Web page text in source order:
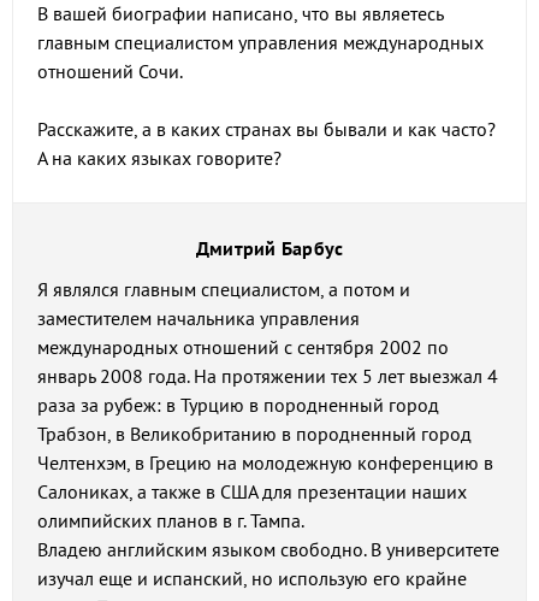
В вашей биографии написано, что вы являетесь
главным специалистом управления международных
отношений Сочи.
Расскажите, а в каких странах вы бывали и как часто?
А на каких языках говорите?
Дмитрий Барбус
Я являлся главным специалистом, а потом и
заместителем начальника управления
международных отношений с сентября 2002 по
январь 2008 года. На протяжении тех 5 лет выезжал 4
раза за рубеж: в Турцию в породненный город
Трабзон, в Великобританию в породненный город
Челтенхэм, в Грецию на молодежную конференцию в
Салониках, а также в США для презентации наших
олимпийских планов в г. Тампа.
Владею английским языком свободно. В университете
изучал еще и испанский, но использую его крайне